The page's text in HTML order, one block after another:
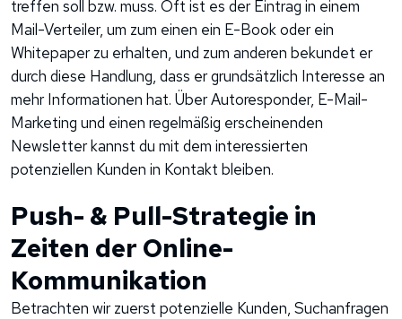
treffen soll bzw. muss. Oft ist es der Eintrag in einem
Mail-Verteiler, um zum einen ein E-Book oder ein
Whitepaper zu erhalten, und zum anderen bekundet er
durch diese Handlung, dass er grundsätzlich Interesse an
mehr Informationen hat. Über Autoresponder, E-Mail-
Marketing und einen regelmäßig erscheinenden
Newsletter kannst du mit dem interessierten
potenziellen Kunden in Kontakt bleiben.
Push- & Pull-Strategie in
Zeiten der Online-
Kommunikation
Betrachten wir zuerst potenzielle Kunden, Suchanfragen